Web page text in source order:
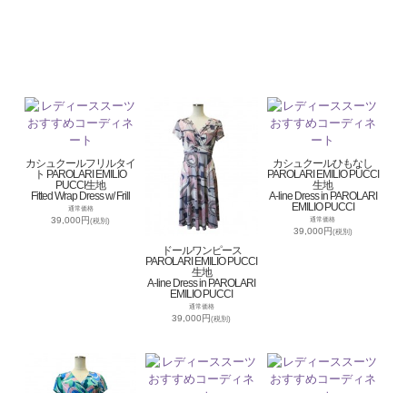
カシュクールフリルタイ
ト PAROLARI EMILIO
PUCCI生地
Fitted Wrap Dress w/ Frill
通常価格
39,000円(税別)
ドールワンピース
PAROLARI EMILIO PUCCI
生地
A-line Dress in PAROLARI
EMILIO PUCCI
通常価格
39,000円(税別)
カシュクールひもなし
PAROLARI EMILIO PUCCI
生地
A-line Dress in PAROLARI
EMILIO PUCCI
通常価格
39,000円(税別)